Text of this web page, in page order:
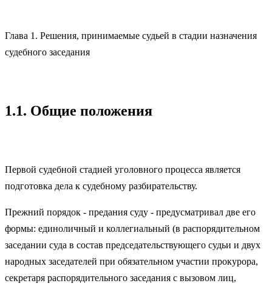
Глава 1. Решения, принимаемые судьей в стадии назначения
судебного заседания
1.1. Общие положения
Первой судебной стадией уголовного процесса является
подготовка дела к судебному разбирательству.
Прежний порядок - предания суду - предусматривал две его
формы: единоличный и коллегиальный (в распорядительном
заседании суда в состав председательствующего судьи и двух
народных заседателей при обязательном участии прокурора,
секретаря распорядительного заседания с вызовом лиц,